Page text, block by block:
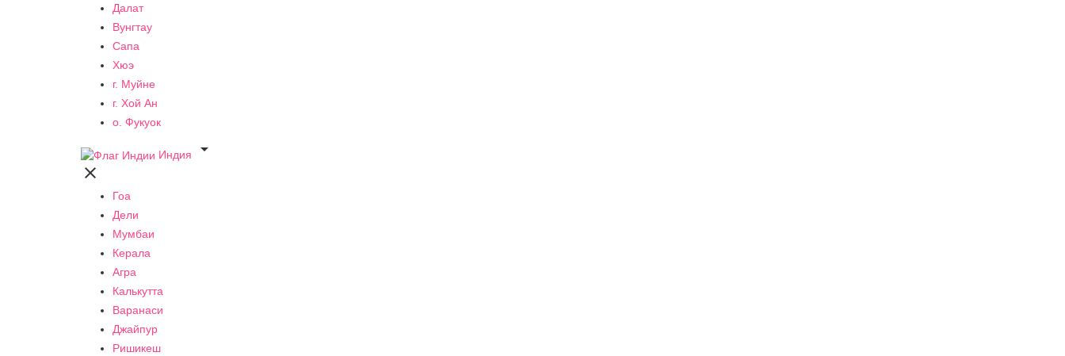
Далат
Вунгтау
Сапа
Хюэ
г. Муйне
г. Хой Ан
о. Фукуок
Индия


Гоа
Дели
Мумбаи
Керала
Агра
Калькутта
Варанаси
Джайпур
Ришикеш